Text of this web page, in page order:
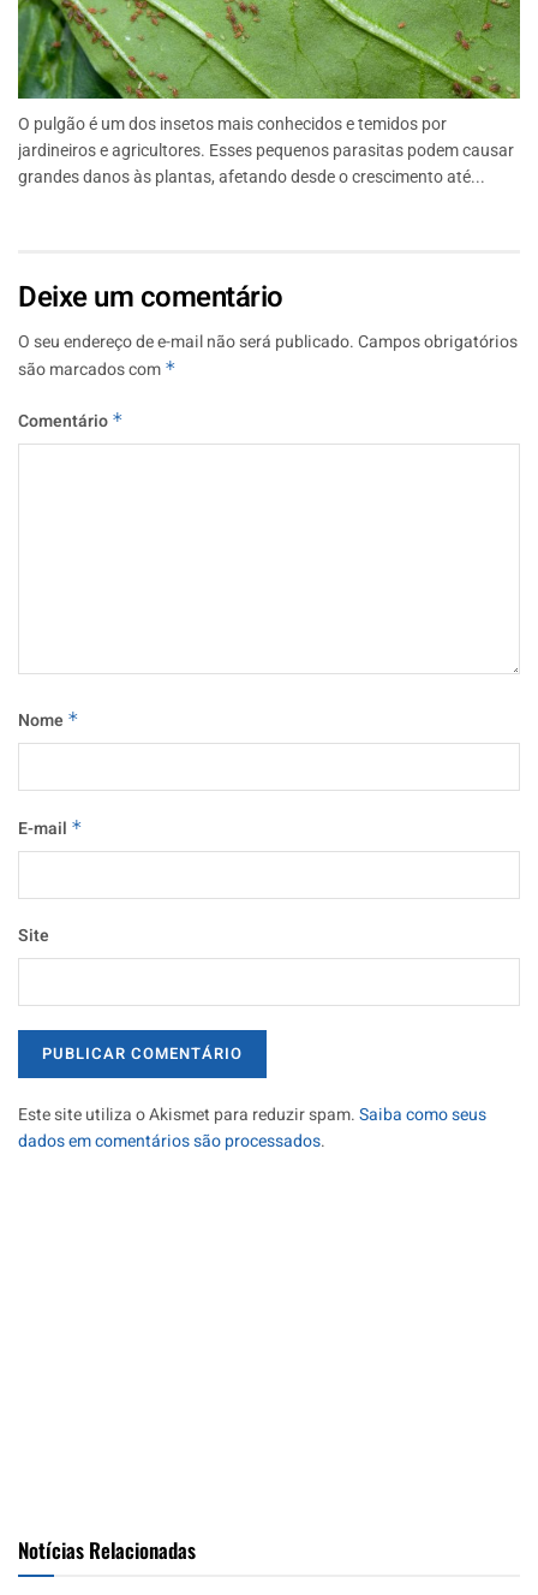
O pulgão é um dos insetos mais conhecidos e temidos por
jardineiros e agricultores. Esses pequenos parasitas podem causar
grandes danos às plantas, afetando desde o crescimento até...
Deixe um comentário
O seu endereço de e-mail não será publicado.Campos obrigatórios
são marcados com *
Comentário *
Nome *
E-mail *
Site
Este site utiliza o Akismet para reduzir spam.Saiba como seus
dados em comentários são processados.
Notícias Relacionadas